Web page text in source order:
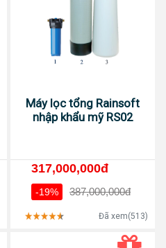
Máy lọc tổng Rainsoft
nhập khẩu mỹ RS02
317,000,000đ
-19% 387,000,000đ
Đã xem(513)